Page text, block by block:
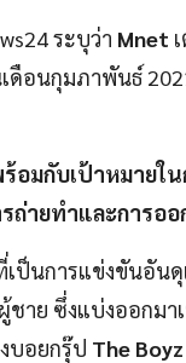
ระบุว่า Mnet
ดือนกุมภาพันธ์
อมกับเป้าหมายใ
ถ่ายทำและการอ
เป็นการแข่งขันอันดุ
าย ซึ่งแบ่งออกมา
บอยกรุ๊ป The Boyz